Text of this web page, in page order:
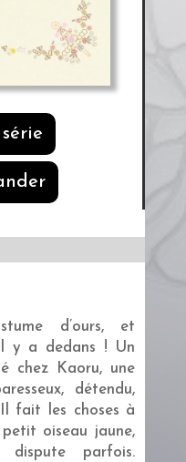
d’ours, et
y a dedans ! Un
chez Kaoru, une
détendu,
fait les choses à
oiseau jaune,
parfois.